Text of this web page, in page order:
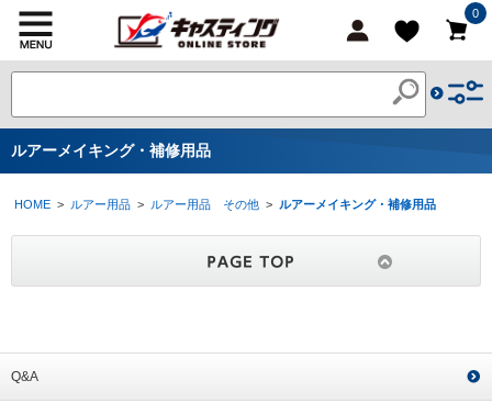
0
ルアーメイキング・補修用品
HOME > ルアー用品 > ルアー用品 その他 > ルアーメイキング・補修用品
Q&A